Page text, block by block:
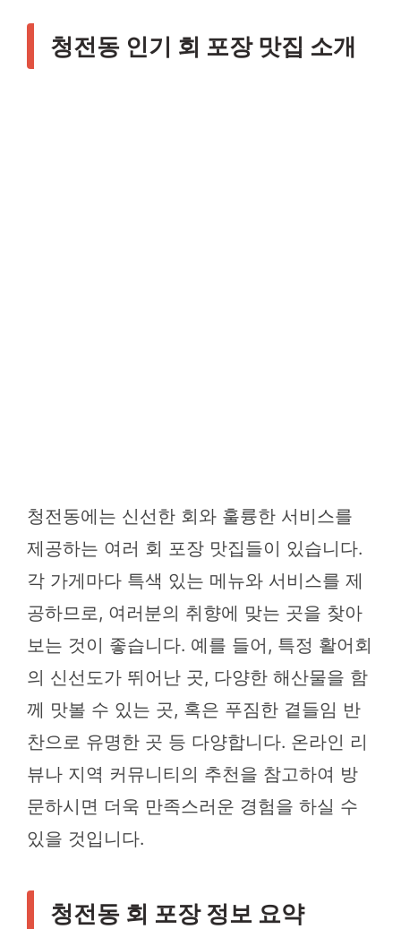
청전동 인기 회 포장 맛집 소개
청전동에는 신선한 회와 훌륭한 서비스를
제공하는 여러 회 포장 맛집들이 있습니다.
각 가게마다 특색 있는 메뉴와 서비스를 제
공하므로, 여러분의 취향에 맞는 곳을 찾아
보는 것이 좋습니다. 예를 들어, 특정 활어회
의 신선도가 뛰어난 곳, 다양한 해산물을 함
께 맛볼 수 있는 곳, 혹은 푸짐한 곁들임 반
찬으로 유명한 곳 등 다양합니다. 온라인 리
뷰나 지역 커뮤니티의 추천을 참고하여 방
문하시면 더욱 만족스러운 경험을 하실 수
있을 것입니다.
청전동 회 포장 정보 요약